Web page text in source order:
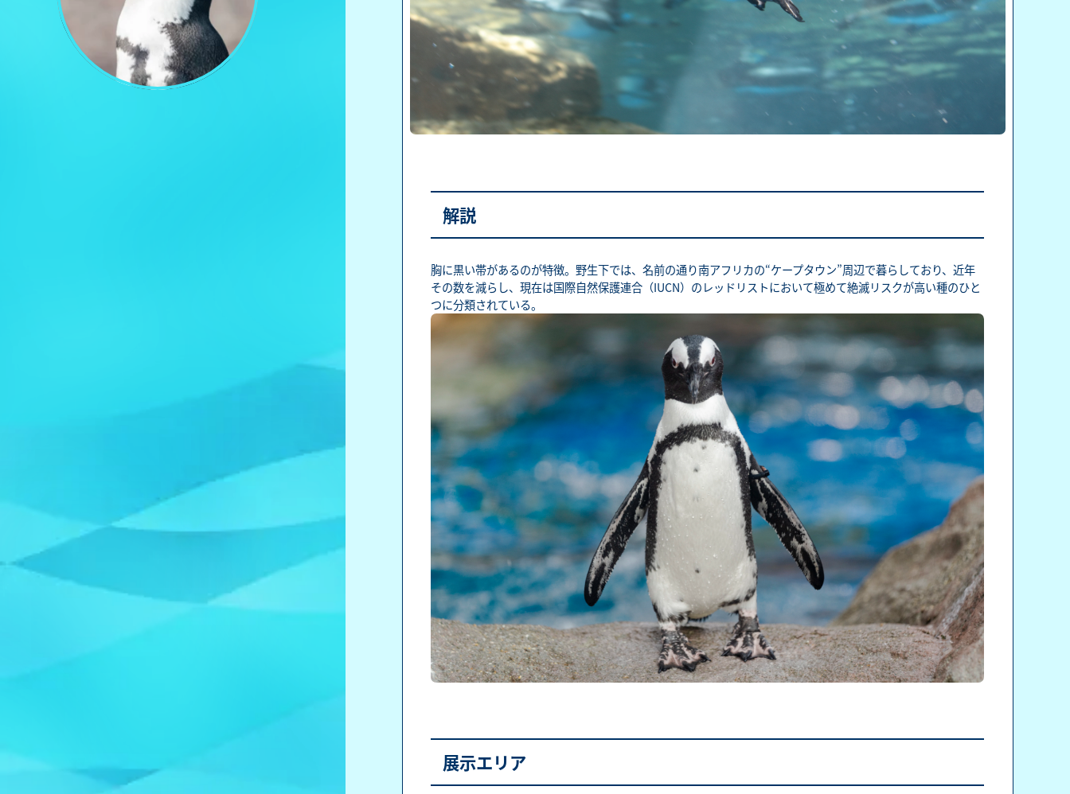
解説
胸に黒い帯があるのが特徴。野生下では、名前の通り南アフリカの“ケープタウン”周辺で暮らしており、近年
その数を減らし、現在は国際自然保護連合（IUCN）のレッドリストにおいて極めて絶滅リスクが高い種のひと
つに分類されている。
展示エリア